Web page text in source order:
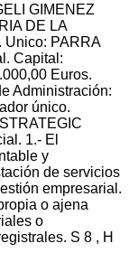
GIMENEZ
DE LA
Unico: PARRA
Capital:
Euros.
Administración:
único.
1.- El
y
de servicios
empresarial.
o ajena
o
S 8 , H